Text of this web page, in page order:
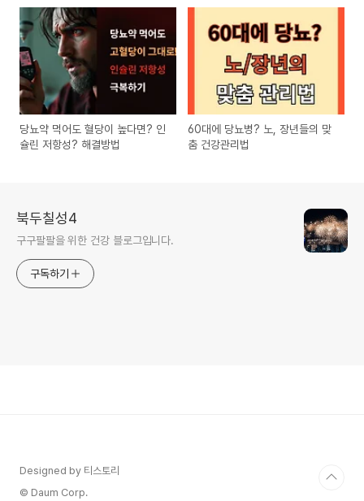
당뇨약 먹어도 혈당이 높다면? 인
슐린 저항성? 해결방법
60대에 당뇨병? 노, 장년들의 맞
춤 건강관리법
북두칠성4
구구팔팔을 위한 건강 블로그입니다.
구독하기
Designed by 티스토리
© Daum Corp.